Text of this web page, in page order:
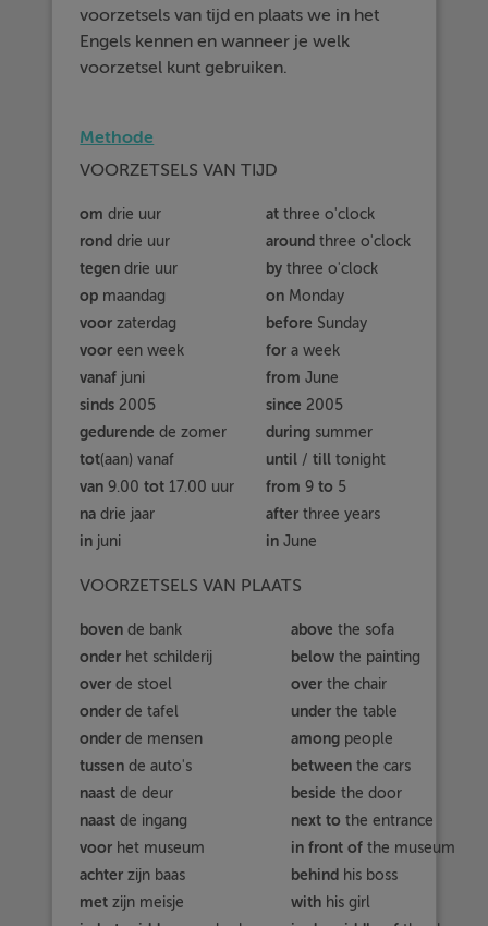
voorzetsels van tijd en plaats we in het
Engels kennen en wanneer je welk
voorzetsel kunt gebruiken.
Methode
VOORZETSELS VAN TIJD
om drie uur at three o'clock
rond drie uur around three o'clock
tegen drie uur by three o'clock
op maandag on Monday
voor zaterdag before Sunday
voor een week for a week
vanaf juni from June
sinds 2005 since 2005
gedurende de zomer during summer
tot(aan) vanaf until /till tonight
van 9.00tot 17.00 uur from 9to 5
na drie jaar after three years
in juni in June
VOORZETSELS VAN PLAATS
boven de bank above the sofa
onder het schilderij below the painting
over de stoel over the chair
onder de tafel under the table
onder de mensen among people
tussen de auto's between the cars
naast de deur beside the door
naast de ingang next to the entrance
voor het museum in front of the museum
achter zijn baas behind his boss
met zijn meisje with his girl